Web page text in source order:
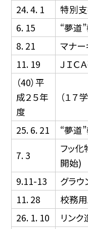
24. 4. 1
特別支
6. 15
“夢道
8. 21
マナ
11. 19
ＪＩＣ
（40）平
成２５年
度
（１７
25. 6. 21
“夢道
7. 3
フッ
開始)
9.11-13
グラ
11. 28
校務
26. 1. 10
リン